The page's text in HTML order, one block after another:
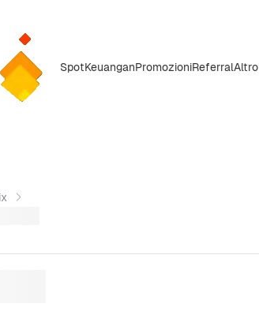
SpotKeuanganPromozioniReferralAltro